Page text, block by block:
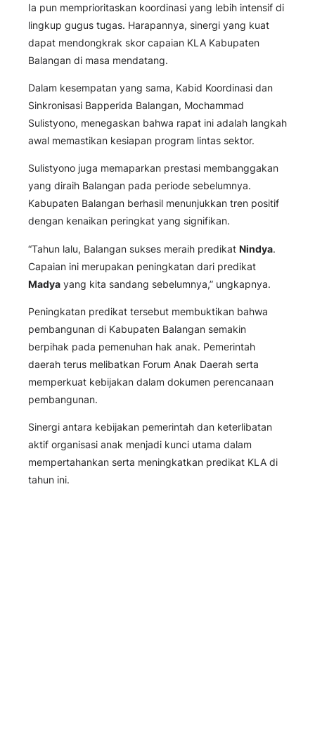
Ia pun memprioritaskan koordinasi yang lebih intensif di
lingkup gugus tugas. Harapannya, sinergi yang kuat
dapat mendongkrak skor capaian KLA Kabupaten
Balangan di masa mendatang.
Dalam kesempatan yang sama, Kabid Koordinasi dan
Sinkronisasi Bapperida Balangan, Mochammad
Sulistyono, menegaskan bahwa rapat ini adalah langkah
awal memastikan kesiapan program lintas sektor.
Sulistyono juga memaparkan prestasi membanggakan
yang diraih Balangan pada periode sebelumnya.
Kabupaten Balangan berhasil menunjukkan tren positif
dengan kenaikan peringkat yang signifikan.
“Tahun lalu, Balangan sukses meraih predikat Nindya.
Capaian ini merupakan peningkatan dari predikat
Madya yang kita sandang sebelumnya,” ungkapnya.
Peningkatan predikat tersebut membuktikan bahwa
pembangunan di Kabupaten Balangan semakin
berpihak pada pemenuhan hak anak. Pemerintah
daerah terus melibatkan Forum Anak Daerah serta
memperkuat kebijakan dalam dokumen perencanaan
pembangunan.
Sinergi antara kebijakan pemerintah dan keterlibatan
aktif organisasi anak menjadi kunci utama dalam
mempertahankan serta meningkatkan predikat KLA di
tahun ini.